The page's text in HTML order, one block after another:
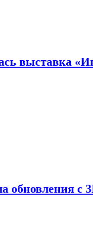
выставка
обновления с